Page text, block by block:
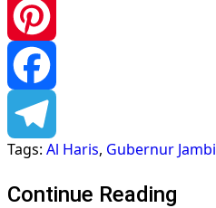
WhatsApp
Pinterest
Facebook
Telegram
Tags: Al Haris, Gubernur Jambi
Continue Reading